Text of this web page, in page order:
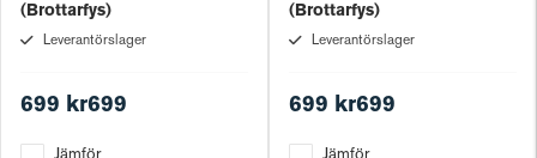
(Brottarfys)
Leverantörslager
699 kr699
(Brottarfys)
Leverantörslager
699 kr699